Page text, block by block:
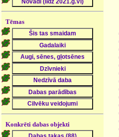
Tēmas
Konkrēti dabas objekti